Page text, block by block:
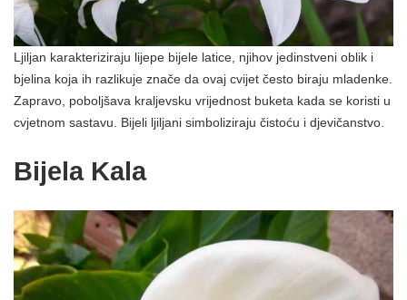
Ljiljan karakteriziraju lijepe bijele latice, njihov jedinstveni oblik i
bjelina koja ih razlikuje znače da ovaj cvijet često biraju mladenke.
Zapravo, poboljšava kraljevsku vrijednost buketa kada se koristi u
cvjetnom sastavu. Bijeli ljiljani simboliziraju čistoću i djevičanstvo.
Bijela Kala